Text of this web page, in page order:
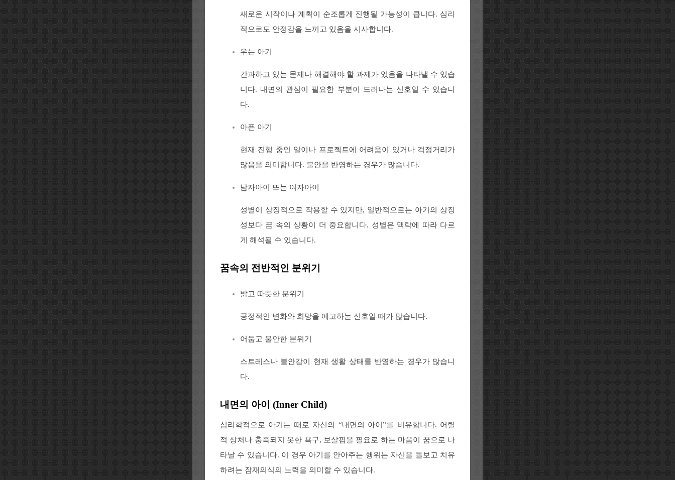
새로운 시작이나 계획이 순조롭게 진행될 가능성이 큽니다. 심리
적으로도 안정감을 느끼고 있음을 시사합니다.
우는 아기
간과하고 있는 문제나 해결해야 할 과제가 있음을 나타낼 수 있습
니다. 내면의 관심이 필요한 부분이 드러나는 신호일 수 있습니
다.
아픈 아기
현재 진행 중인 일이나 프로젝트에 어려움이 있거나 걱정거리가
많음을 의미합니다. 불안을 반영하는 경우가 많습니다.
남자아이 또는 여자아이
성별이 상징적으로 작용할 수 있지만, 일반적으로는 아기의 상징
성보다 꿈 속의 상황이 더 중요합니다. 성별은 맥락에 따라 다르
게 해석될 수 있습니다.
꿈속의 전반적인 분위기
밝고 따뜻한 분위기
긍정적인 변화와 희망을 예고하는 신호일 때가 많습니다.
어둡고 불안한 분위기
스트레스나 불안감이 현재 생활 상태를 반영하는 경우가 많습니
다.
내면의 아이 (Inner Child)
심리학적으로 아기는 때로 자신의 “내면의 아이”를 비유합니다. 어릴
적 상처나 충족되지 못한 욕구, 보살핌을 필요로 하는 마음이 꿈으로 나
타날 수 있습니다. 이 경우 아기를 안아주는 행위는 자신을 돌보고 치유
하려는 잠재의식의 노력을 의미할 수 있습니다.